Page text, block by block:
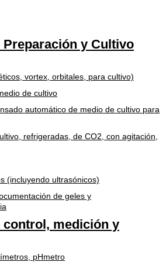
Preparación y Cultivo
vortex, orbitales, para cultivo)
de cultivo
automático de medio de cultivo para
refrigeradas, de CO2, con agitación,
(incluyendo ultrasónicos)
de geles y
control, medición y
pHmetro